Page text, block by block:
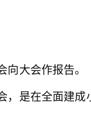
大会作报告。
，是在全面建